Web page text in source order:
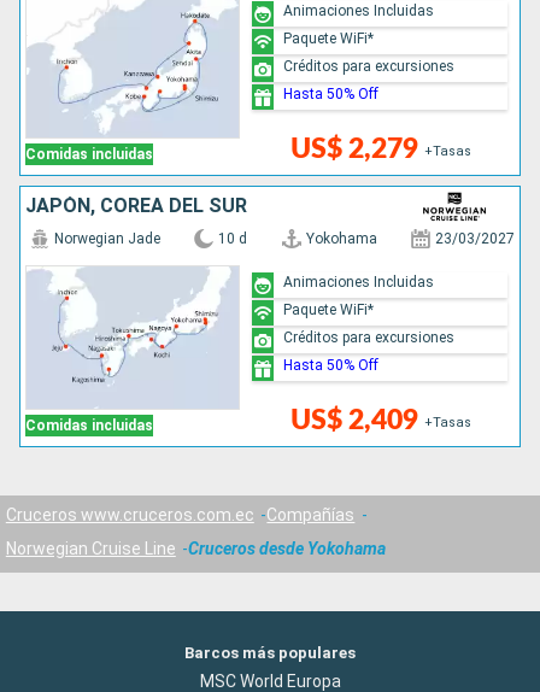
Comidas incluidas US$ 2,279 +Tasas
Animaciones Incluidas
Paquete WiFi*
Créditos para excursiones
Hasta 50% Off
JAPÓN, COREA DEL SUR
Comidas incluidas
Norwegian Jade 10 d Yokohama 23/03/2027
US$ 2,409 +Tasas
Animaciones Incluidas
Paquete WiFi*
Créditos para excursiones
Hasta 50% Off
Cruceros www.cruceros.com.ec
Compañías
Norwegian Cruise Line
Cruceros desde Yokohama
Barcos más populares
MSC World Europa